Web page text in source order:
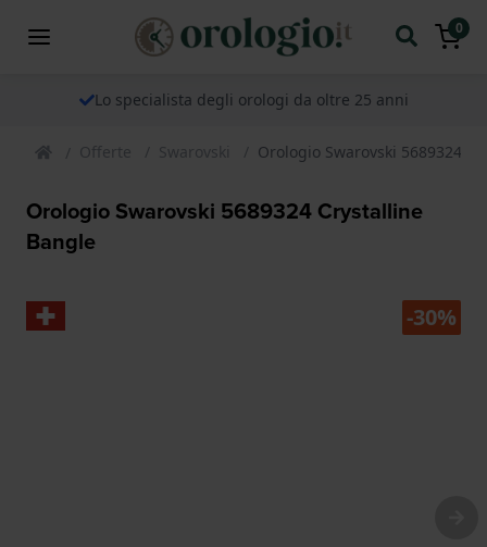
0
Lo specialista degli orologi da oltre 25 anni
Offerte Swarovski Orologio Swarovski 5689324
Orologio Swarovski 5689324 Crystalline
Bangle
-30%